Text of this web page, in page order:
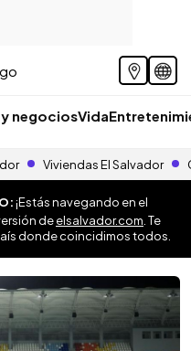
negociosVida
Viviendas El Salvador
¡Estás navegando en el
deelsalvador.com . Te
donde coincidimos todos.